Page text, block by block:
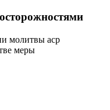
молитвы аср
меры